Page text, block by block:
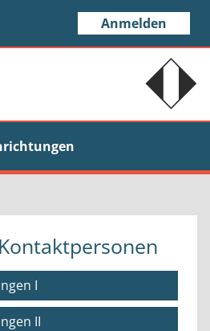
Anmelden
I
II